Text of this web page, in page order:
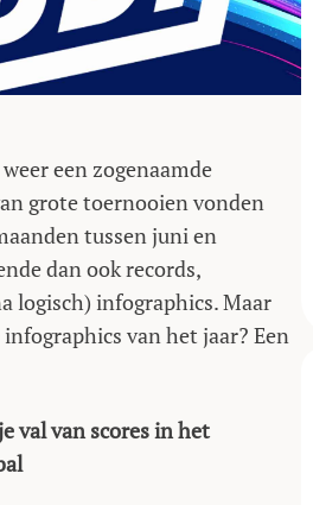
een zogenaamde
grote toernooien vonden
tussen juni en
dan ook records,
logisch) infographics. Maar
van het jaar? Een
val van scores in het